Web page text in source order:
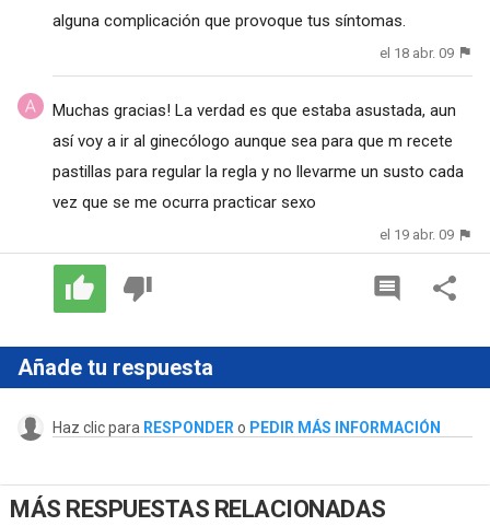
alguna complicación que provoque tus síntomas.
el 18 abr. 09
Muchas gracias! La verdad es que estaba asustada, aun
así voy a ir al ginecólogo aunque sea para que m recete
pastillas para regular la regla y no llevarme un susto cada
vez que se me ocurra practicar sexo
el 19 abr. 09
Añade tu respuesta
Haz clic para RESPONDER o PEDIR MÁS INFORMACIÓN
MÁS RESPUESTAS RELACIONADAS